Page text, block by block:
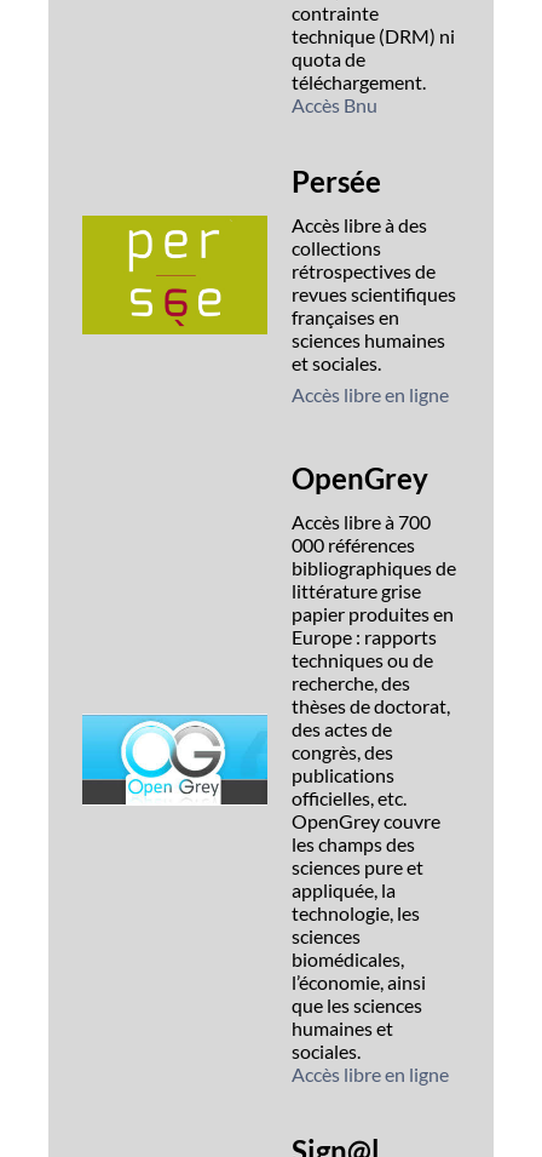
contrainte
technique (DRM) ni
quota de
téléchargement.
Accès Bnu
Persée
Accès libre à des
collections
rétrospectives de
revues scientifiques
françaises en
sciences humaines
et sociales.
Accès libre en ligne
OpenGrey
Accès libre à 700
000 références
bibliographiques de
littérature grise
papier produites en
Europe : rapports
techniques ou de
recherche, des
thèses de doctorat,
des actes de
congrès, des
publications
officielles, etc.
OpenGrey couvre
les champs des
sciences pure et
appliquée, la
technologie, les
sciences
biomédicales,
l’économie, ainsi
que les sciences
humaines et
sociales.
Accès libre en ligne